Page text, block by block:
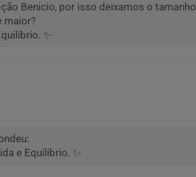
Benicio, por isso deixamos o
maior?
✨
e Equilíbrio. ✨